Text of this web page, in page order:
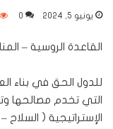
يونيو 5, 2024 0
القاعدة الروسية –
للدول الحق في بناء
التي تخدم مصالحها
الإستراتيجية (